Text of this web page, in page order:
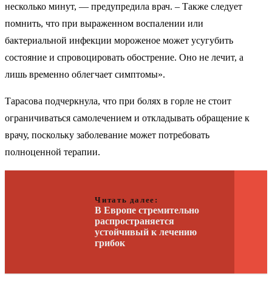
несколько минут, — предупредила врач. – Также следует
помнить, что при выраженном воспалении или
бактериальной инфекции мороженое может усугубить
состояние и спровоцировать обострение. Оно не лечит, а
лишь временно облегчает симптомы».
Тарасова подчеркнула, что при болях в горле не стоит
ограничиваться самолечением и откладывать обращение к
врачу, поскольку заболевание может потребовать
полноценной терапии.
Читать далее:
В Европе стремительно
распространяется
устойчивый к лечению
грибок